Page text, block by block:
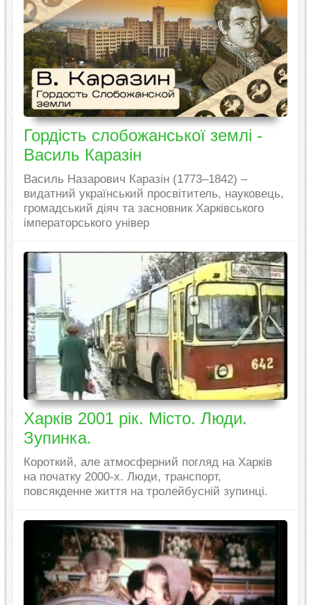
Гордість слобожанської землі -
Василь Каразін
Василь Назарович Каразін (1773–1842) –
видатний український просвітитель, науковець,
громадський діяч та засновник Харківського
імператорського універ
Харків 2001 рік. Місто. Люди.
Зупинка.
Короткий, але атмосферний погляд на Харків
на початку 2000-х. Люди, транспорт,
повсякденне життя на тролейбусній зупинці.